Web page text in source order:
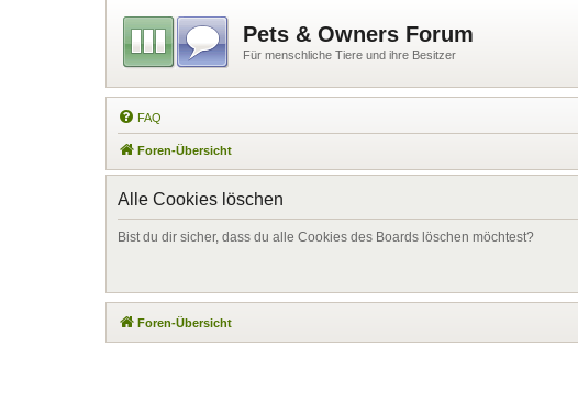
Pets & Owners Forum
Für menschliche Tiere und ihre Besitzer
FAQ
Foren-Übersicht
Alle Cookies löschen
Bist du dir sicher, dass du alle Cookies des Boards löschen möchtest?
Foren-Übersicht